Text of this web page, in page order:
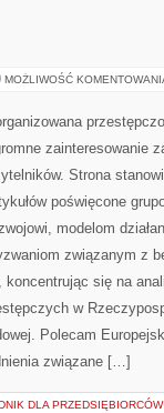
MOŻLIWOŚĆ
zainteresowanie
Strona
poświęcone
modelom
związanym z
się na
w
Polecam
związane […]
DLA PRZEDSIĘBIORCÓW